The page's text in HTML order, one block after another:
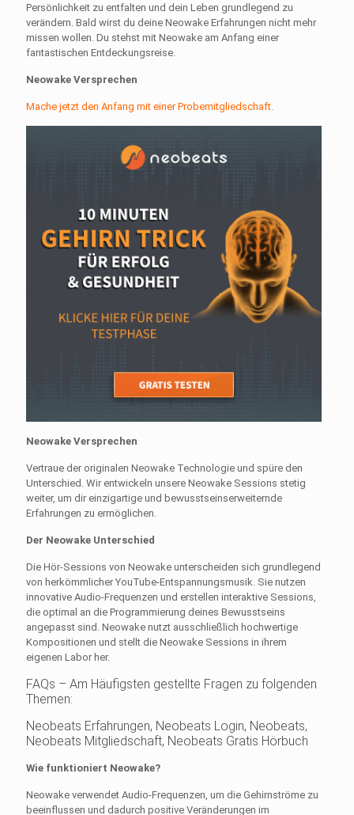
Persönlichkeit zu entfalten und dein Leben grundlegend zu
verändern. Bald wirst du deine Neowake Erfahrungen nicht mehr
missen wollen. Du stehst mit Neowake am Anfang einer
fantastischen Entdeckungsreise.
Neowake Versprechen
Mache jetzt den Anfang mit einer Probemitgliedschaft.
Neowake Versprechen
Vertraue der originalen Neowake Technologie und spüre den
Unterschied. Wir entwickeln unsere Neowake Sessions stetig
weiter, um dir einzigartige und bewusstseinserweiternde
Erfahrungen zu ermöglichen.
Der Neowake Unterschied
Die Hör-Sessions von Neowake unterscheiden sich grundlegend
von herkömmlicher YouTube-Entspannungsmusik. Sie nutzen
innovative Audio-Frequenzen und erstellen interaktive Sessions,
die optimal an die Programmierung deines Bewusstseins
angepasst sind. Neowake nutzt ausschließlich hochwertige
Kompositionen und stellt die Neowake Sessions in ihrem
eigenen Labor her.
FAQs – Am Häufigsten gestellte Fragen zu folgenden
Themen:
Neobeats Erfahrungen, Neobeats Login, Neobeats,
Neobeats Mitgliedschaft, Neobeats Gratis Hörbuch
Wie funktioniert Neowake?
Neowake verwendet Audio-Frequenzen, um die Gehirnströme zu
beeinflussen und dadurch positive Veränderungen im